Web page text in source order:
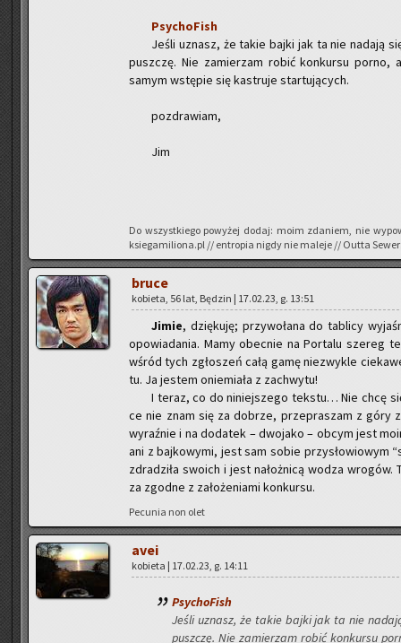
Psy­cho­Fish
Jeśli uznasz, że takie bajki jak ta nie na­da­ją
pusz­czę. Nie za­mie­rzam robić kon­kur­su
samym wstę­pie się ka­stru­je star­tu­ją­cych.
po­zdra­wiam,
Jim
Do wszyst­kie­go po­wy­żej dodaj: moim zda­niem, nie
ksiegamiliona.pl // en­tro­pia nigdy nie ma­le­je // Outta
bruce
ko­bie­ta, 56 lat, Bę­dzin | 17.02.23, g. 13:51
Jimie, dzię­ku­ję; przy­wo­ła­na do ta­bli­cy
opo­wia­da­nia. Mamy obec­nie na Por­ta­lu sze­reg
wśród tych zgło­szeń całą gamę nie­zwy­kle
tu. Ja je­stem onie­mia­ła z za­chwy­tu!
I teraz, co do ni­niej­sze­go tek­stu… Nie chcę
ce nie znam się za do­brze, prze­pra­szam z góry
wy­raź­nie i na do­da­tek – dwo­ja­ko – obcym jest
ani z baj­ko­wy­mi, jest sam sobie przy­sło­wio­wym
zdra­dzi­ła swo­ich i jest na­łoż­ni­cą wodza
za zgod­ne z za­ło­że­nia­mi kon­kur­su.
Pe­cu­nia non olet
avei
ko­bie­ta | 17.02.23, g. 14:11
Psy­cho­Fish
Jeśli uznasz, że takie bajki jak ta nie
pusz­czę. Nie za­mie­rzam robić kon­kur­su